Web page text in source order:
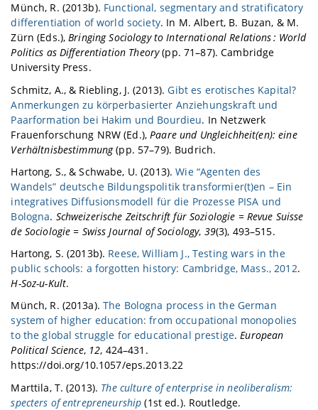
Münch, R. (2013b). Functional, segmentary and stratificatory
differentiation of world society. In M. Albert, B. Buzan, & M.
Zürn (Eds.),Bringing Sociology to International Relations : World
Politics as Differentiation Theory(pp. 71–87). Cambridge
University Press.
Schmitz, A., & Riebling, J. (2013).Gibt es erotisches Kapital?
Anmerkungen zu körperbasierter Anziehungskraft und
Paarformation bei Hakim und Bourdieu. In Netzwerk
Frauenforschung NRW (Ed.), Paare und Ungleichheit(en): eine
Verhältnisbestimmung(pp. 57–79). Budrich.
Hartong, S., & Schwabe, U. (2013).Wie “Agenten des
Wandels” deutsche Bildungspolitik transformier(t)en – Ein
integratives Diffusionsmodell für die Prozesse PISA und
Bologna. Schweizerische Zeitschrift für Soziologie = Revue Suisse
de Sociologie = Swiss Journal of Sociology, 39(3), 493–515.
Hartong, S. (2013b). Reese, William J., Testing wars in the
public schools: a forgotten history: Cambridge, Mass., 2012.
H-Soz-u-Kult.
Münch, R. (2013a).The Bologna process in the German
system of higher education: from occupational monopolies
to the global struggle for educational prestige.European
Political Science, 12, 424–431.
https://doi.org/10.1057/eps.2013.22
Marttila, T. (2013). The culture of enterprise in neoliberalism:
specters of entrepreneurship (1st ed.). Routledge.